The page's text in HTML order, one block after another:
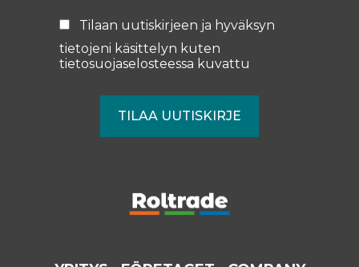
Tilaan uutiskirjeen ja hyväksyn
tietojeni käsittelyn kuten
tietosuojaselosteessa kuvattu